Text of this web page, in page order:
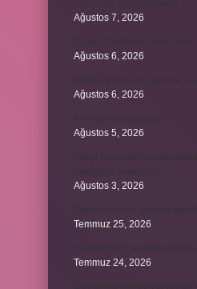
Ağustos 7, 2026
Ağustos 6, 2026
Ağustos 6, 2026
Ağustos 5, 2026
Ağustos 3, 2026
Temmuz 25, 2026
Temmuz 24, 2026